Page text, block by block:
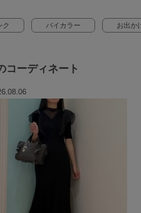
ク バイカラー お出か
コーディネート